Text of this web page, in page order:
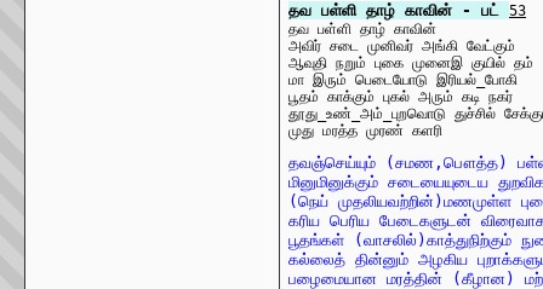
தவ பள்ளி தாழ் காவின் - பட் 53
தவ பள்ளி தாழ் காவின்
அவிர் சடை முனிவர் அங்கி வேட்கும்
ஆவுதி நறும் புகை முனைஇ குயில் தம்	55
மா இரும் பெடையோடு இரியல்_போகி
பூதம் காக்கும் புகல் அரும் கடி நகர்
தூது_உண்_அம்_புறவொடு துச்சில்
முது மரத்த முரண் களரி
தவஞ்செய்யும் (சமண,பௌத்த)
மினுமினுக்கும் சடையையுடைய
(நெய் முதலியவற்றின்)மணமுள்ள
கரிய பெரிய பேடைகளுடன்
பூதங்கள் (வாசலில்)காத்துநிற்கும்
கல்லைத் தின்னும் அழகிய
பழைமையான மரத்தின் (கீழான)